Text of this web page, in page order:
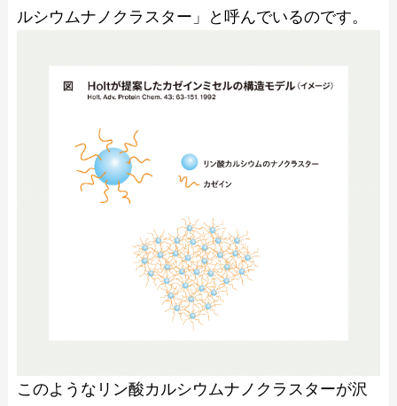
ルシウムナノクラスター」と呼んでいるのです。
このようなリン酸カルシウムナノクラスターが沢